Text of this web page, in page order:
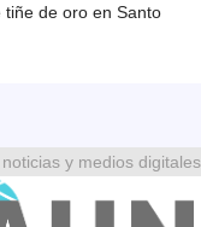
tiñe de oro en Santo
y medios digitales